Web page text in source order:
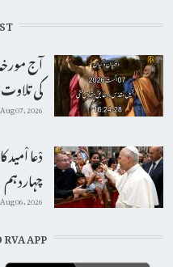
کی
Aug 07, 2026
دْعا
چہاردہم
Aug 06, 2026
APP